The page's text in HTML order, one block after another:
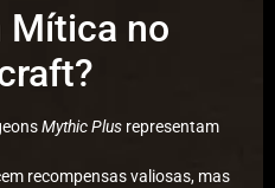
Mítica no
Mythic Plus representam
recompensas valiosas, mas